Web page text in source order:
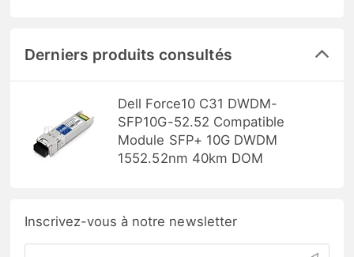
Derniers produits consultés
Dell Force10 C31 DWDM-
SFP10G-52.52 Compatible
Module SFP+ 10G DWDM
1552.52nm 40km DOM
Inscrivez-vous à notre newsletter